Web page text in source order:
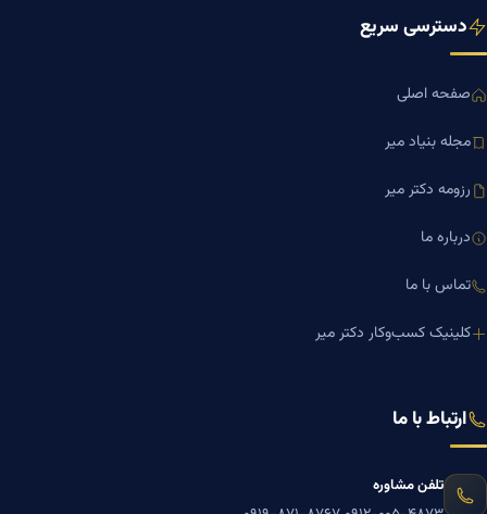
دسترسی سریع
صفحه اصلی
مجله بنیاد میر
رزومه دکتر میر
درباره ما
تماس با ما
کلینیک کسب‌وکار دکتر میر
ارتباط با ما
تلفن مشاوره